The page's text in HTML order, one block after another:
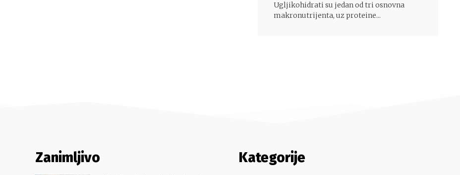
Ugljikohidrati su jedan od tri osnovna
makronutrijenta, uz proteine...
Zanimljivo Kategorije